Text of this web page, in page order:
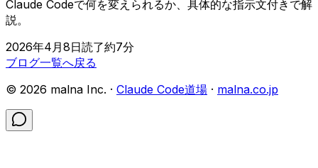
Claude Codeで何を変えられるか、具体的な指示文付きで解
説。
2026年4月8日読了約7分
ブログ一覧へ戻る
© 2026 malna Inc. · Claude Code道場 · malna.co.jp